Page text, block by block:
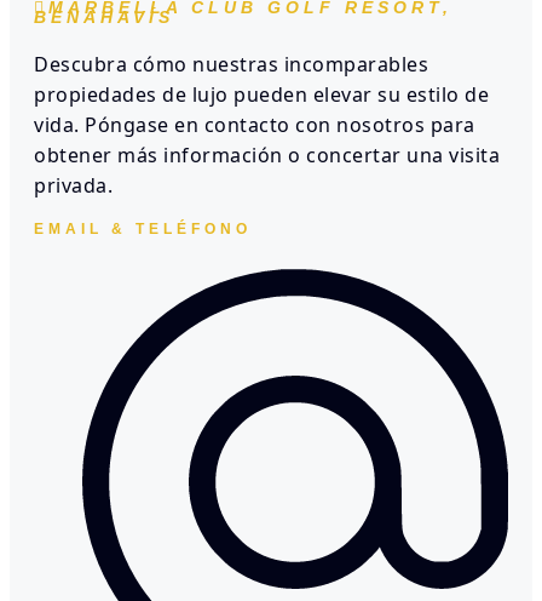
MARBELLA CLUB GOLF RESORT,
BENAHAVÍS
Descubra cómo nuestras incomparables
propiedades de lujo pueden elevar su estilo de
vida. Póngase en contacto con nosotros para
obtener más información o concertar una visita
privada.
EMAIL & TELÉFONO